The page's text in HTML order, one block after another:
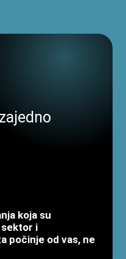
koja su
sektor i
počinje od vas, ne